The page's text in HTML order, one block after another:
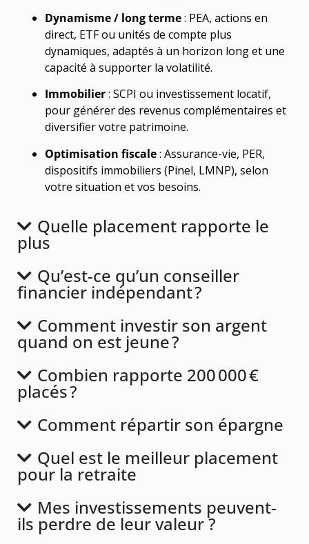
Dynamisme / long terme: PEA, actions en
direct, ETF ou unités de compte plus
dynamiques, adaptés à un horizon long et une
capacité à supporter la volatilité.
Immobilier: SCPI ou investissement locatif,
pour générer des revenus complémentaires et
diversifier votre patrimoine.
Optimisation fiscale: Assurance-vie, PER,
dispositifs immobiliers (Pinel, LMNP), selon
votre situation et vos besoins.
Quelle placement rapporte le
plus
Qu’est-ce qu’un conseiller
financier indépendant ?
Comment investir son argent
quand on est jeune ?
Combien rapporte 200 000 €
placés ?
Comment répartir son épargne
Quel est le meilleur placement
pour la retraite
Mes investissements peuvent-
ils perdre de leur valeur ?